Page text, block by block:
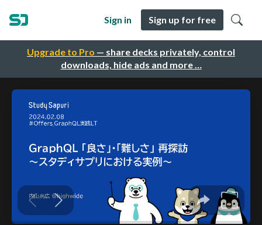
Upgrade to Pro — share decks privately, control
downloads, hide ads and more …
Sign in Sign up for free